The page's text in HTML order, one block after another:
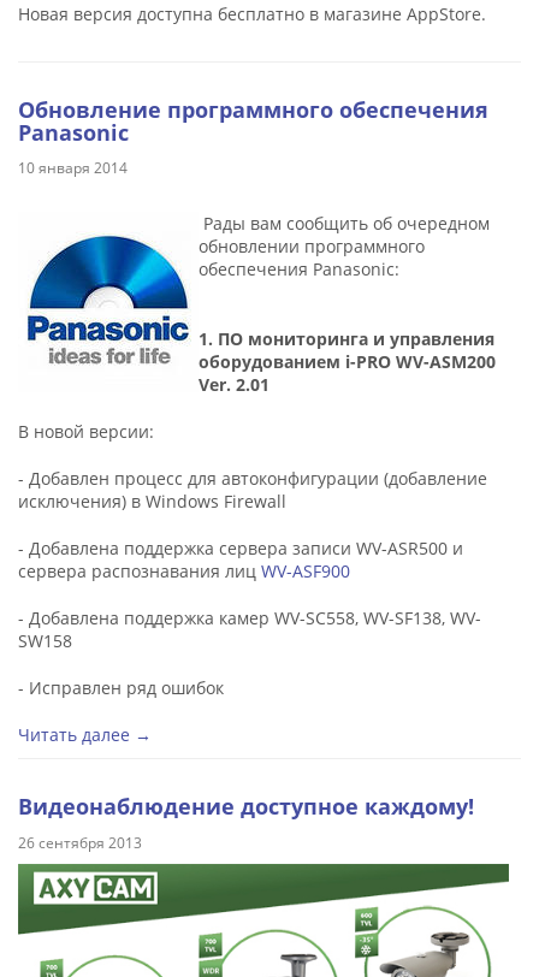
Новая версия доступна бесплатно в магазине AppStore.
Обновление программного обеспечения
Panasonic
10 января 2014
Рады вам сообщить об очередном
обновлении программного
обеспечения Panasonic:
1. ПО мониторинга и управления
оборудованием i-PRO WV-ASM200
Ver. 2.01
В новой версии:
- Добавлен процесс для автоконфигурации (добавление
исключения) в Windows Firewall
- Добавлена поддержка сервера записи WV-ASR500 и
сервера распознавания лиц WV-ASF900
- Добавлена поддержка камер WV-SC558, WV-SF138, WV-
SW158
- Исправлен ряд ошибок
Читать далее →
Видеонаблюдение доступное каждому!
26 сентября 2013